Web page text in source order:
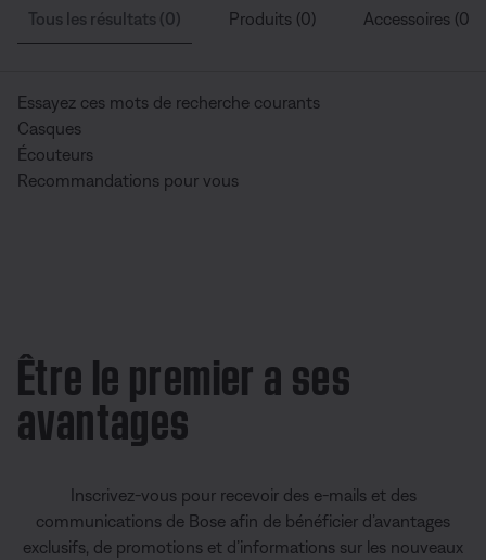
Tous les résultats (0) Produits (0) Accessoires (0)
Essayez ces mots de recherche courants
Casques
Écouteurs
Recommandations pour vous
Être le premier a ses
avantages
Inscrivez-vous pour recevoir des e-mails et des
communications de Bose afin de bénéficier d’avantages
exclusifs, de promotions et d’informations sur les nouveaux